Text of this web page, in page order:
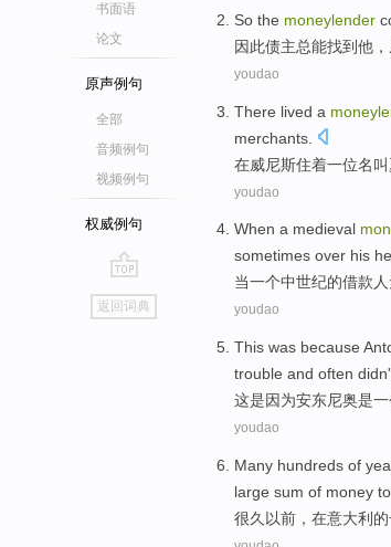
书面语
论文
原声例句
全部
音频例句
视频例句
权威例句
go
top
返回词典
So the moneylender
因此债主总能找到他
youdao
There lived a
merchants
在威尼斯住着一位名叫
youdao
When a medieval
sometimes over his
当一个中世纪的借款人
youdao
This was because
trouble and often
这是因为安东尼奥是
youdao
Many hundreds of
large sum of money to
很久 以前 ， 在意大利 的